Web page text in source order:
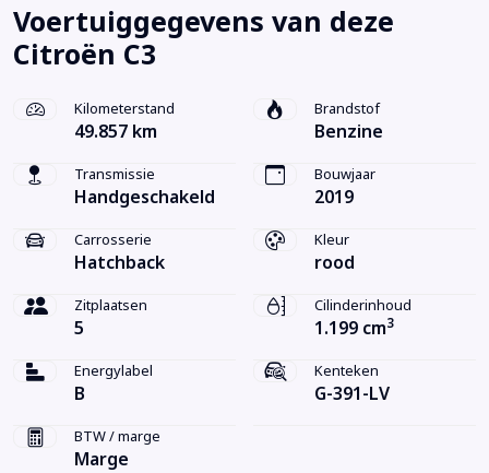
Voertuiggegevens van deze
Citroën C3
Kilometerstand
49.857 km
Brandstof
Benzine
Transmissie
Handgeschakeld
Bouwjaar
2019
Carrosserie
Hatchback
Kleur
rood
Zitplaatsen
5
Cilinderinhoud
1.199 cm3
Energylabel
B
Kenteken
G-391-LV
BTW / marge
Marge